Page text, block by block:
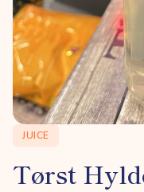
JUICE
Tørst